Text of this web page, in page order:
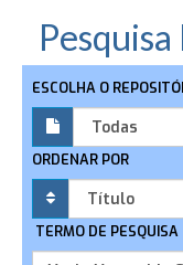
ESCOLHA O
ORDENAR POR
TERMO DE PESQUISA